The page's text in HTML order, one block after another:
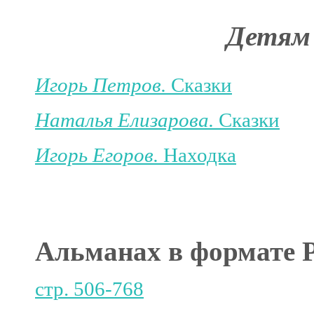
Детям
Игорь Петров. Сказки
Наталья Елизарова. Сказки
Игорь Егоров. Находка
Альманах в
стр. 506-768